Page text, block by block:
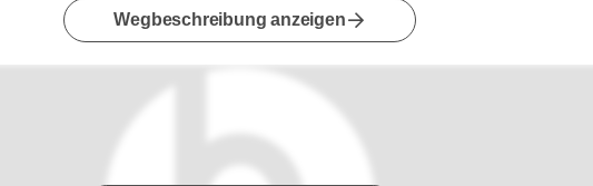
Wegbeschreibung anzeigen